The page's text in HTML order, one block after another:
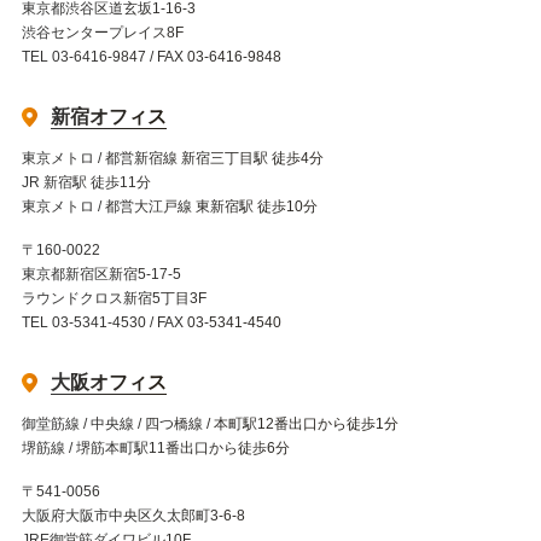
東京都渋谷区道玄坂1-16-3
渋谷センタープレイス8F
TEL 03-6416-9847 / FAX 03-6416-9848
新宿オフィス
東京メトロ / 都営新宿線 新宿三丁目駅 徒歩4分
JR 新宿駅 徒歩11分
東京メトロ / 都営大江戸線 東新宿駅 徒歩10分
〒160-0022
東京都新宿区新宿5-17-5
ラウンドクロス新宿5丁目3F
TEL 03-5341-4530 / FAX 03-5341-4540
大阪オフィス
御堂筋線 / 中央線 / 四つ橋線 / 本町駅12番出口から徒歩1分
堺筋線 / 堺筋本町駅11番出口から徒歩6分
〒541-0056
大阪府大阪市中央区久太郎町3-6-8